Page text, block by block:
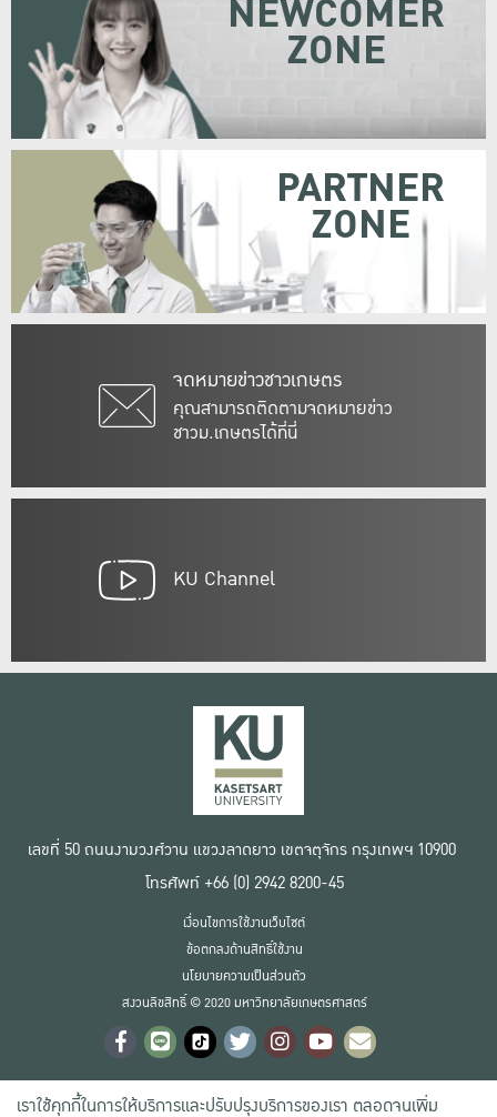
จดหมายข่าวชาวเกษตร
คุณสามารถติดตามจดหมายข่าว
ชาวม.เกษตรได้ที่นี่
NEWCOMER
ZONE
PARTNER
ZONE
KU Channel
เลขที่ 50 ถนนงามวงศ์วาน แขวงลาดยาว เขตจตุจักร กรุงเทพฯ 10900
โทรศัพท์ +66 (0) 2942 8200-45
สงวนลิขสิทธิ์ © 2020 มหาวิทยาลัยเกษตรศาสตร์
เงื่อนไขการใช้งานเว็บไซต์
ข้อตกลงด้านสิทธิ์ใช้งาน
นโยบายความเป็นส่วนตัว
เราใช้คุกกี้ในการให้บริการและปรับปรุงบริการของเรา ตลอดจนเพิ่ม